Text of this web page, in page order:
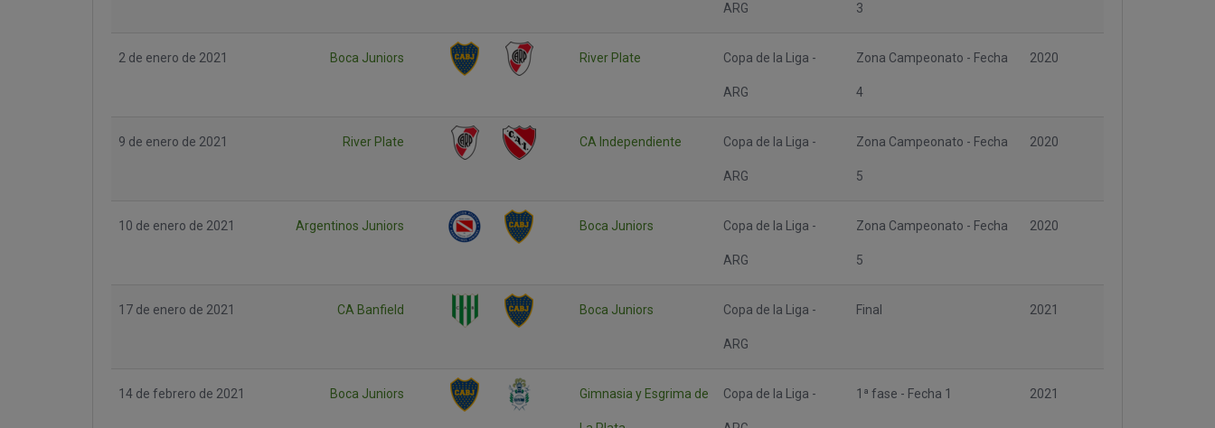
ARG 3
2 de enero de 2021 Boca Juniors River Plate Copa de la Liga -
ARG
Zona Campeonato - Fecha
4
2020
9 de enero de 2021 River Plate CA Independiente Copa de la Liga -
ARG
Zona Campeonato - Fecha
5
2020
10 de enero de 2021 Argentinos Juniors Boca Juniors Copa de la Liga -
ARG
Zona Campeonato - Fecha
5
2020
17 de enero de 2021 CA Banfield Boca Juniors Copa de la Liga -
ARG
Final 2021
14 de febrero de 2021 Boca Juniors Gimnasia y Esgrima de Copa de la Liga - 1ª fase - Fecha 1 2021